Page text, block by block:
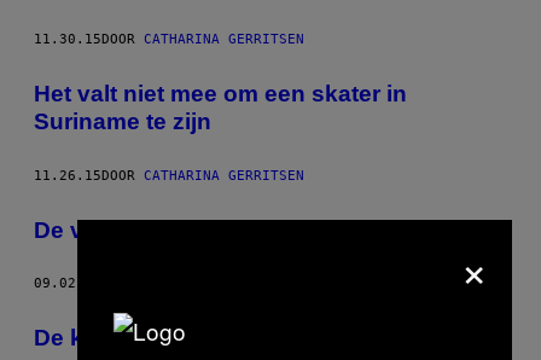
11.30.15 DOOR CATHARINA GERRITSEN
Het valt niet mee om een skater in
Suriname te zijn
11.26.15DOOR CATHARINA GERRITSEN
De vogelmannen van Paramaribo
09.02.15
De kleurrijke bussen van Paramaribo
×